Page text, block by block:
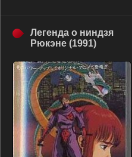
Легенда о ниндзя
Рюкэне (1991)